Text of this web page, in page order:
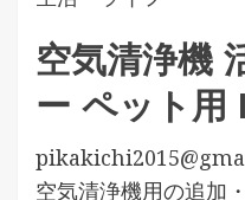
空気清浄機
ー ペット用
空気清浄機用の追加